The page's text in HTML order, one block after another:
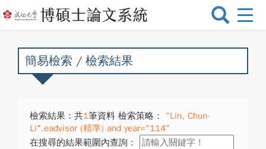
選
換
簡易檢索 / 檢索結果
檢索結果：共1筆資料 檢索策略：
"Lin, Chun-
Li".eadvisor (精準) and year="114"
在搜尋的結果範圍內查詢：